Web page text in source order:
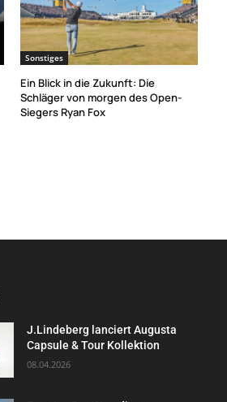
Sonstiges
Ein Blick in die Zukunft: Die
Schläger von morgen des Open-
Siegers Ryan Fox
J.Lindeberg lanciert Augusta
Capsule & Tour Kollektion
08.04.2026